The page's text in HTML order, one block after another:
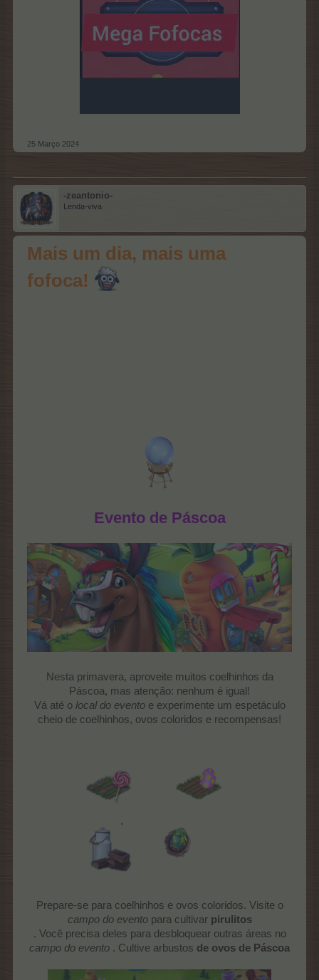
25 Março 2024
-zeantonio-
Lenda-viva
Mais um dia, mais uma
fofoca!
Evento de Páscoa
Nesta primavera, aproveite muitos coelhinhos da
Páscoa, mas atenção: nenhum é igual!
Vá até o local do eventoe experimente um espetáculo
cheio de coelhinhos, ovos coloridos e recompensas!
Prepare-se para coelhinhos e ovos coloridos. Visite o
campo do eventopara cultivar pirulitos
. Você precisa deles para desbloquear outras áreas no
campo do evento . Cultive arbustos de ovos de Páscoa